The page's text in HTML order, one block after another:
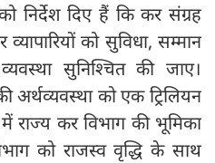
निर्देश दिए हैं कि कर संग्रह
को सुविधा, सम्मान
सुनिश्चित की जाए।
अर्थव्यवस्था को एक ट्रिलियन
राज्य कर विभाग की भूमिका
को राजस्व वृद्धि के साथ